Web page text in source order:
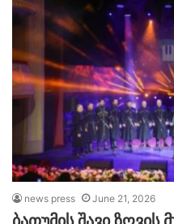
news press June 21, 2026